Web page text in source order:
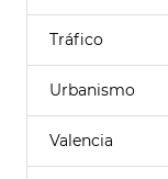
Tráfico
Urbanismo
Valencia